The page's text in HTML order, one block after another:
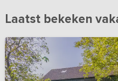
Laatst bekeken